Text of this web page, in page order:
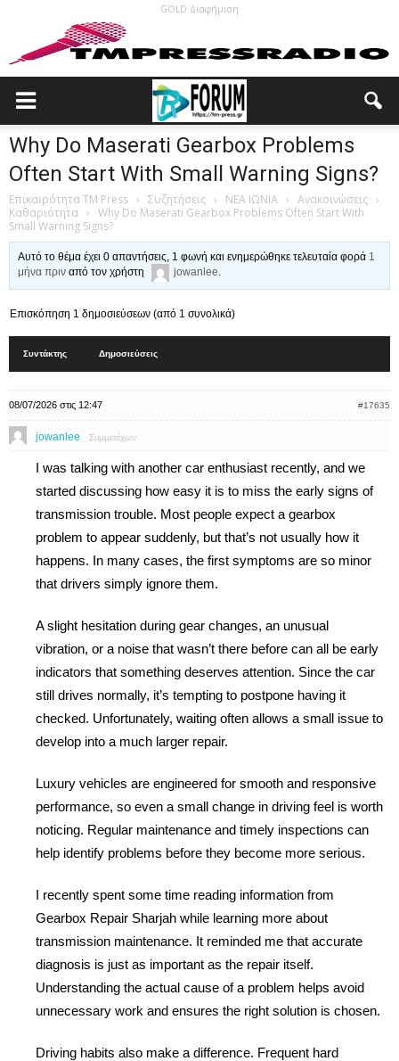
GOLD Διαφήμιση
Why Do Maserati Gearbox Problems
Often Start With Small Warning Signs?
Επικαιρότητα TM Press › Συζητήσεις › ΝΕΑ ΙΩΝΙΑ › Ανακοινώσεις ›
Καθαριότητα › Why Do Maserati Gearbox Problems Often Start With
Small Warning Signs?
Αυτό το θέμα έχει 0 απαντήσεις, 1 φωνή και ενημερώθηκε τελευταία φορά 1
μήνα πριν από τον χρήστη jowanlee.
Επισκόπηση 1 δημοσιεύσεων (από 1 συνολικά)
Συντάκτης Δημοσιεύσεις
08/07/2026 στις 12:47 #17635
jowanlee Συμμετέχων
I was talking with another car enthusiast recently, and we
started discussing how easy it is to miss the early signs of
transmission trouble. Most people expect a gearbox
problem to appear suddenly, but that’s not usually how it
happens. In many cases, the first symptoms are so minor
that drivers simply ignore them.
A slight hesitation during gear changes, an unusual
vibration, or a noise that wasn’t there before can all be early
indicators that something deserves attention. Since the car
still drives normally, it’s tempting to postpone having it
checked. Unfortunately, waiting often allows a small issue to
develop into a much larger repair.
Luxury vehicles are engineered for smooth and responsive
performance, so even a small change in driving feel is worth
noticing. Regular maintenance and timely inspections can
help identify problems before they become more serious.
I recently spent some time reading information from
Gearbox Repair Sharjah while learning more about
transmission maintenance. It reminded me that accurate
diagnosis is just as important as the repair itself.
Understanding the actual cause of a problem helps avoid
unnecessary work and ensures the right solution is chosen.
Driving habits also make a difference. Frequent hard